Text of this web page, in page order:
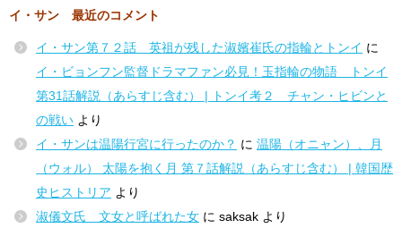
イ・サン 最近のコメント
イ・サン第７２話 英祖が残した淑嬪崔氏の指輪とトンイ に
イ・ビョンフン監督ドラマファン必見！玉指輪の物語 トンイ
第31話解説（あらすじ含む） | トンイ考２ チャン・ヒビンと
の戦い より
イ・サンは温陽行宮に行ったのか？ に 温陽（オニャン）、月
（ウォル） 太陽を抱く月 第７話解説（あらすじ含む） | 韓国歴
史ヒストリア より
淑儀文氏 文女と呼ばれた女 に saksak より